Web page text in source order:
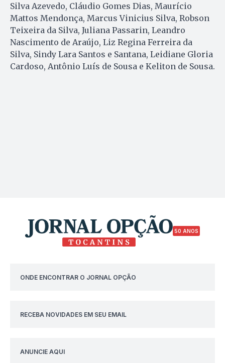
Silva Azevedo, Cláudio Gomes Dias, Maurício
Mattos Mendonça, Marcus Vinicius Silva, Robson
Teixeira da Silva, Juliana Passarin, Leandro
Nascimento de Araújo, Liz Regina Ferreira da
Silva, Sindy Lara Santos e Santana, Leidiane Gloria
Cardoso, Antônio Luís de Sousa e Keliton de Sousa.
50 ANOS
ONDE ENCONTRAR O JORNAL OPÇÃO
RECEBA NOVIDADES EM SEU EMAIL
ANUNCIE AQUI